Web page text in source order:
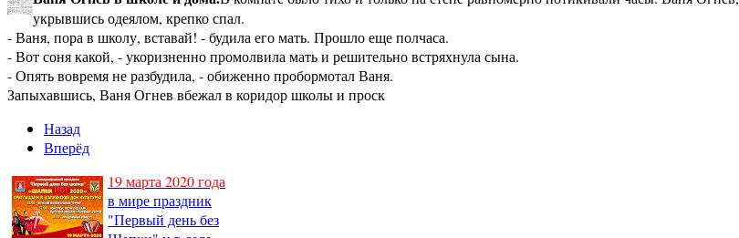
укрывшись одеялом, крепко спал.
- Ваня, пора в школу, вставай! - будила его мать. Прошло еще полчаса.
- Вот соня какой, - укоризненно промолвила мать и решительно встряхнула сына.
- Опять вовремя не разбудила, - обиженно пробормотал Ваня.
Запыхавшись, Ваня Огнев вбежал в коридор школы и проск
Назад
Вперёд
19 марта 2020 года
в мире праздник
"Первый день без